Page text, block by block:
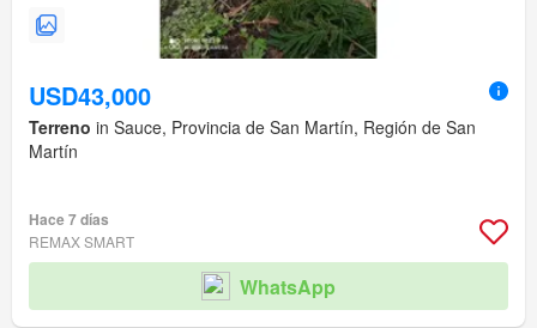
USD43,000
Terreno in Sauce, Provincia de San Martín, Región de San
Martín
Hace 7 días
REMAX SMART
WhatsApp